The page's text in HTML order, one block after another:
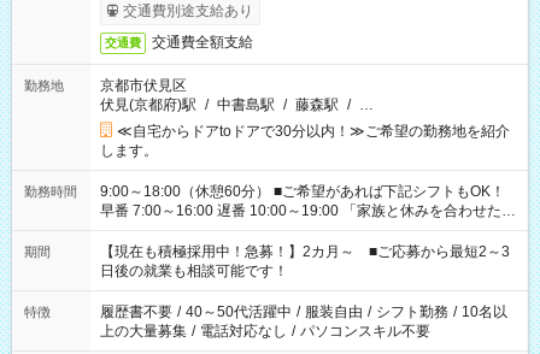
交通費別途支給あり
交通費 交通費全額支給
勤務地
京都市伏見区
伏見(京都府)駅 / 中書島駅 / 藤森駅 / …
≪自宅からドアtoドアで30分以内！≫ご希望の勤務地を紹介
します。
勤務時間
9:00～18:00（休憩60分） ■ご希望があれば下記シフトもOK！
早番 7:00～16:00 遅番 10:00～19:00 「家族と休みを合わせた
い」 「余裕を持って夕飯の準備がしたい」 「できれば残業はし
たくない」 など、ご希望を教えてくださいね。 ※Wワーク希望
の方へ 今ご覧のお仕事で希望する勤務時間と、もう1つのお仕事
の勤務時間。 合計で週40時間を超える場合は応募できません。
期間
【現在も積極採用中！急募！】2カ月～ ■ご応募から最短2～3
日後の就業も相談可能です！
特徴 履歴書不要 / 40～50代活躍中 / 服装自由 / シフト勤務 / 10名以
上の大量募集 / 電話対応なし / パソコンスキル不要